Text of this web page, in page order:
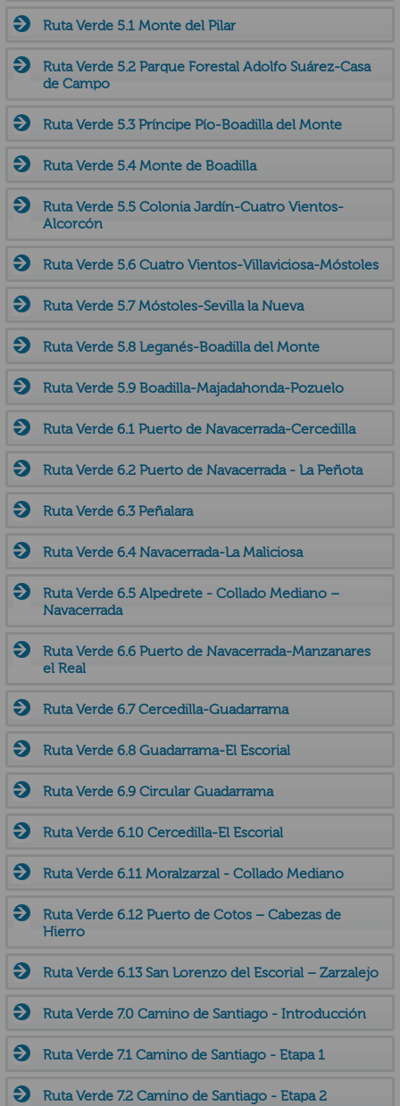
Ruta Verde 5.1 Monte del Pilar
Ruta Verde 5.2 Parque Forestal Adolfo Suárez-Casa
de Campo
Ruta Verde 5.3 Príncipe Pío-Boadilla del Monte
Ruta Verde 5.4 Monte de Boadilla
Ruta Verde 5.5 Colonia Jardín-Cuatro Vientos-
Alcorcón
Ruta Verde 5.6 Cuatro Vientos-Villaviciosa-Móstoles
Ruta Verde 5.7 Móstoles-Sevilla la Nueva
Ruta Verde 5.8 Leganés-Boadilla del Monte
Ruta Verde 5.9 Boadilla-Majadahonda-Pozuelo
Ruta Verde 6.1 Puerto de Navacerrada-Cercedilla
Ruta Verde 6.2 Puerto de Navacerrada - La Peñota
Ruta Verde 6.3 Peñalara
Ruta Verde 6.4 Navacerrada-La Maliciosa
Ruta Verde 6.5 Alpedrete - Collado Mediano –
Navacerrada
Ruta Verde 6.6 Puerto de Navacerrada-Manzanares
el Real
Ruta Verde 6.7 Cercedilla-Guadarrama
Ruta Verde 6.8 Guadarrama-El Escorial
Ruta Verde 6.9 Circular Guadarrama
Ruta Verde 6.10 Cercedilla-El Escorial
Ruta Verde 6.11 Moralzarzal - Collado Mediano
Ruta Verde 6.12 Puerto de Cotos – Cabezas de
Hierro
Ruta Verde 6.13 San Lorenzo del Escorial – Zarzalejo
Ruta Verde 7.0 Camino de Santiago - Introducción
Ruta Verde 7.1 Camino de Santiago - Etapa 1
Ruta Verde 7.2 Camino de Santiago - Etapa 2